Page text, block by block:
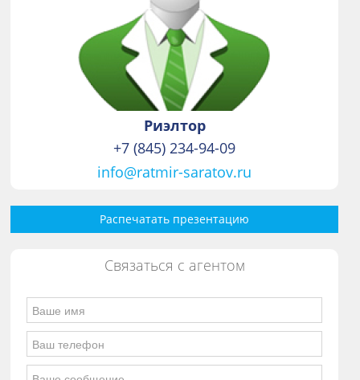
Риэлтор
+7 (845) 234-94-09
info@ratmir-saratov.ru
Распечатать презентацию
Связаться с агентом